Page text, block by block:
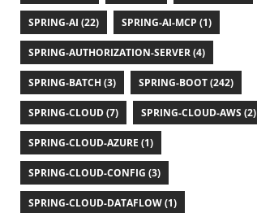
SPRING-AI (22) SPRING-AI-MCP (1)
SPRING-AUTHORIZATION-SERVER (4)
SPRING-BATCH (3) SPRING-BOOT (242)
SPRING-CLOUD (7) SPRING-CLOUD-AWS (2)
SPRING-CLOUD-AZURE (1)
SPRING-CLOUD-CONFIG (3)
SPRING-CLOUD-DATAFLOW (1)